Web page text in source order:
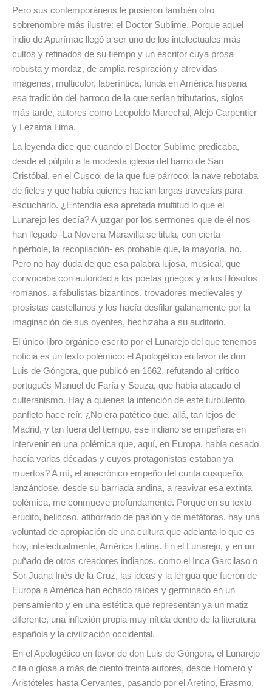
Pero sus contemporáneos le pusieron también otro
sobrenombre más ilustre: el Doctor Sublime. Porque aquel
indio de Apurímac llegó a ser uno de los intelectuales más
cultos y refinados de su tiempo y un escritor cuya prosa
robusta y mordaz, de amplia respiración y atrevidas
imágenes, multicolor, laberíntica, funda en América hispana
esa tradición del barroco de la que serían tributarios, siglos
más tarde, autores como Leopoldo Marechal, Alejo Carpentier
y Lezama Lima.
La leyenda dice que cuando el Doctor Sublime predicaba,
desde el púlpito a la modesta iglesia del barrio de San
Cristóbal, en el Cusco, de la que fue párroco, la nave rebotaba
de fieles y que había quienes hacían largas travesías para
escucharlo. ¿Entendía esa apretada multitud lo que el
Lunarejo les decía? A juzgar por los sermones que de él nos
han llegado -La Novena Maravilla se titula, con cierta
hipérbole, la recopilación- es probable que, la mayoría, no.
Pero no hay duda de que esa palabra lujosa, musical, que
convocaba con autoridad a los poetas griegos y a los filósofos
romanos, a fabulistas bizantinos, trovadores medievales y
prosistas castellanos y los hacía desfilar galanamente por la
imaginación de sus oyentes, hechizaba a su auditorio.
El único libro orgánico escrito por el Lunarejo del que tenemos
noticia es un texto polémico: el Apologético en favor de don
Luis de Góngora, que publicó en 1662, refutando al crítico
portugués Manuel de Faría y Souza, que había atacado el
culteranismo. Hay a quienes la intención de este turbulento
panfleto hace reír. ¿No era patético que, allá, tan lejos de
Madrid, y tan fuera del tiempo, ese indiano se empeñara en
intervenir en una polémica que, aquí, en Europa, había cesado
hacía varias décadas y cuyos protagonistas estaban ya
muertos? A mí, el anacrónico empeño del curita cusqueño,
lanzándose, desde su barriada andina, a reavivar esa extinta
polémica, me conmueve profundamente. Porque en su texto
erudito, belicoso, atiborrado de pasión y de metáforas, hay una
voluntad de apropiación de una cultura que adelanta lo que es
hoy, intelectualmente, América Latina. En el Lunarejo, y en un
puñado de otros creadores indianos, como el Inca Garcilaso o
Sor Juana Inés de la Cruz, las ideas y la lengua que fueron de
Europa a América han echado raíces y germinado en un
pensamiento y en una estética que representan ya un matiz
diferente, una inflexión propia muy nítida dentro de la literatura
española y la civilización occidental.
En el Apologético en favor de don Luis de Góngora, el Lunarejo
cita o glosa a más de ciento treinta autores, desde Homero y
Aristóteles hasta Cervantes, pasando por el Aretino, Erasmo,